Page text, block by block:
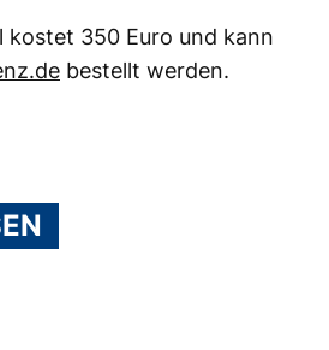
kostet 350 Euro und kann
bestellt werden.